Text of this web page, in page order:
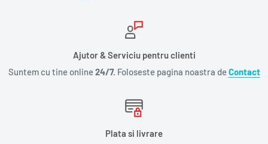
Ajutor & Serviciu pentru clienti
Suntem cu tine online24/7. Foloseste pagina noastra deContact
Plata si livrare